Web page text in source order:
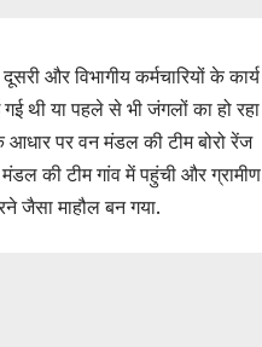
और विभागीय कर्मचारियों के कार्य
थी या पहले से भी जंगलों का हो रहा
पर वन मंडल की टीम बोरो रेंज
की टीम गांव में पहुंची और ग्रामीण
जैसा माहौल बन गया.